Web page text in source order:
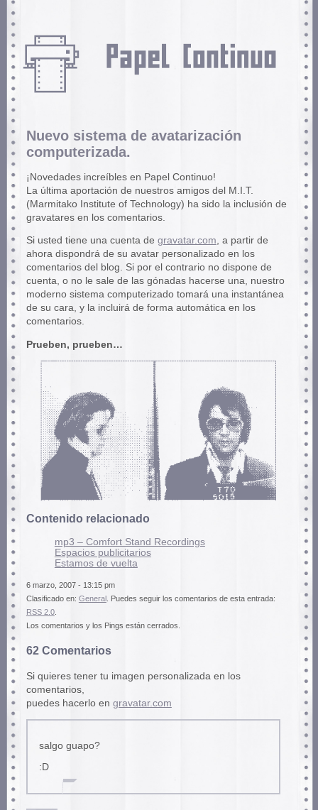
Nuevo sistema de avatarización
computerizada.
¡Novedades increíbles en Papel Continuo!
La última aportación de nuestros amigos del M.I.T.
(Marmitako Institute of Technology) ha sido la inclusión de
gravatares en los comentarios.
Si usted tiene una cuenta de gravatar.com, a partir de
ahora dispondrá de su avatar personalizado en los
comentarios del blog. Si por el contrario no dispone de
cuenta, o no le sale de las gónadas hacerse una, nuestro
moderno sistema computerizado tomará una instantánea
de su cara, y la incluirá de forma automática en los
comentarios.
Prueben, prueben…
Contenido relacionado
mp3 – Comfort Stand Recordings
Espacios publicitarios
Estamos de vuelta
6 marzo, 2007 - 13:15 pm
Clasificado en: General. Puedes seguir los comentarios de esta entrada:
RSS 2.0.
Los comentarios y los Pings están cerrados.
62 Comentarios
Si quieres tener tu imagen personalizada en los
comentarios,
puedes hacerlo en gravatar.com
salgo guapo?
:D